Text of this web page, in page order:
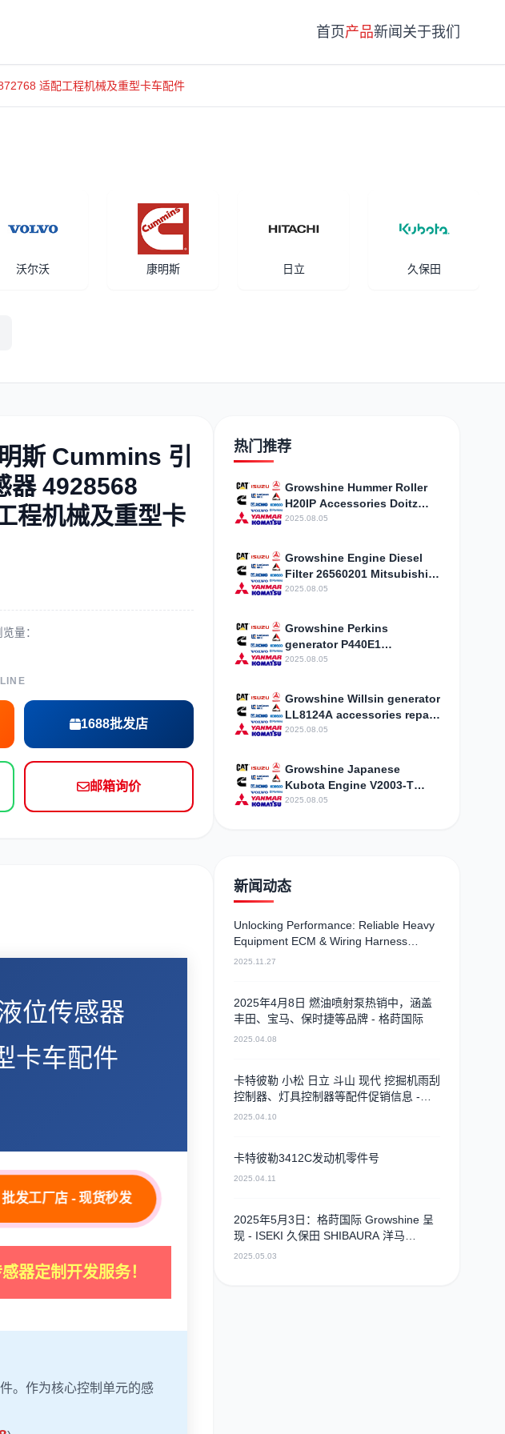
首页产品新闻 关于我们
适配工程机械及重型卡车配件
沃尔沃 康明斯 日立 久保田
奔驰 加藤 卡尔玛 杰西博
利勃海尔 山猫
斯 Cummins 引
器 4928568
程机械及重型卡
量：
1688批发店
邮箱询价
位传感器
卡车配件
发工厂店 - 现货秒发
器定制开发服务！
。作为核心控制单元的感
热门推荐
Growshine Hummer Roller
H20IP Accessories Doitz
Engine Accessories Hunan
2025.08.05
Growshine Engine Diesel
Filter 26560201 Mitsubishi
MITSUBISHI Accessories
2025.08.05
Growshine Perkins
generator P440E1
accessories repair and
Kecheng
2025.08.05
Growshine Willsin generator
LL8124A accessories repair
and maintenance Ningbo
2025.08.05
Growshine Japanese
Kubota Engine V2003-T
Service Telephone
2025.08.05
新闻动态
Unlocking Performance: Reliable Heavy
Equipment ECM & Wiring Harness
Alternatives
2025.11.27
2025年4月8日 燃油喷射泵热销中，涵盖
丰田、宝马、保时捷等品牌 - 格莳国际
2025.04.08
卡特彼勒 小松 日立 斗山 现代 挖掘机雨刮
控制器、灯具控制器等配件促销信息 -
2025年4月9日
2025.04.10
卡特彼勒3412C发动机零件号
2025.04.11
2025年5月3日：格莳国际 Growshine 呈
现 - ISEKI 久保田 SHIBAURA 洋马
ISUZU 工程机械 农机 重卡 汽车 RHF3 涡
2025.05.03